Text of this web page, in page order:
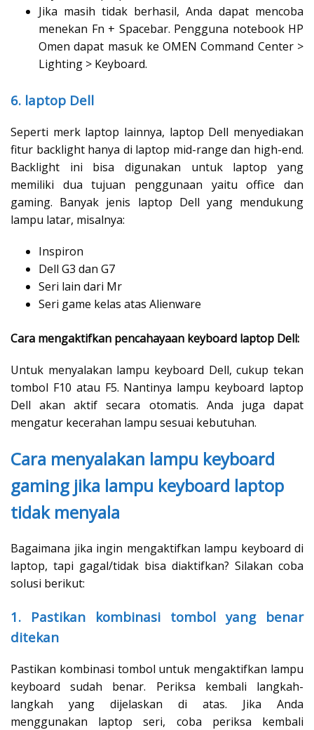
Jika masih tidak berhasil, Anda dapat mencoba
menekan Fn + Spacebar. Pengguna notebook HP
Omen dapat masuk ke OMEN Command Center >
Lighting > Keyboard.
6. laptop Dell
Seperti merk laptop lainnya, laptop Dell menyediakan
fitur backlight hanya di laptop mid-range dan high-end.
Backlight ini bisa digunakan untuk laptop yang
memiliki dua tujuan penggunaan yaitu office dan
gaming. Banyak jenis laptop Dell yang mendukung
lampu latar, misalnya:
Inspiron
Dell G3 dan G7
Seri lain dari Mr
Seri game kelas atas Alienware
Cara mengaktifkan pencahayaan keyboard laptop Dell:
Untuk menyalakan lampu keyboard Dell, cukup tekan
tombol F10 atau F5. Nantinya lampu keyboard laptop
Dell akan aktif secara otomatis. Anda juga dapat
mengatur kecerahan lampu sesuai kebutuhan.
Cara menyalakan lampu keyboard
gaming jika lampu keyboard laptop
tidak menyala
Bagaimana jika ingin mengaktifkan lampu keyboard di
laptop, tapi gagal/tidak bisa diaktifkan? Silakan coba
solusi berikut:
1. Pastikan kombinasi tombol yang benar
ditekan
Pastikan kombinasi tombol untuk mengaktifkan lampu
keyboard sudah benar. Periksa kembali langkah-
langkah yang dijelaskan di atas. Jika Anda
menggunakan laptop seri, coba periksa kembali